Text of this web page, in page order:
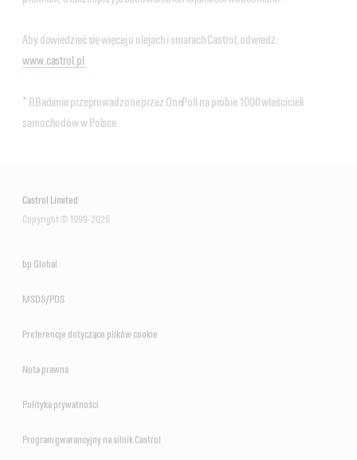
Aby dowiedzieć się więcej o olejach i smarach Castrol, odwiedź:
www.castrol.pl
* BBadanie przeprowadzone przez OnePoll na próbie 1000 właścicieli
samochodów w Polsce
Castrol Limited
Copyright © 1999-2026
bp Global
MSDS/PDS
Preferencje dotyczące plików cookie
Nota prawna
Polityka prywatności
Program gwarancyjny na silnik Castrol